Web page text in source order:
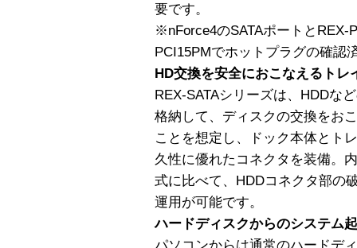
要です。
※nForce4のSATAポートとREX-
PCI15PMでホットプラグの確認
HD交換を安全におこなえるトレ
REX-SATAシリーズは、HDDな
格納して、ディスクの交換をお
ことを想定し、ドック本体とト
久性に優れたコネクタを装備。
式に比べて、HDDコネクタ部の
運用が可能です。
ハードディスクからのシステム